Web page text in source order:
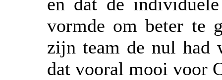
en dat de
vormde om beter te
zijn team de nul had
dat vooral mooi voor